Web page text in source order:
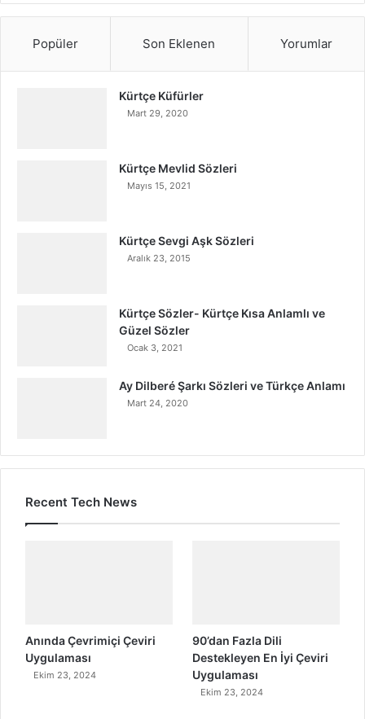
Popüler Son Eklenen Yorumlar
Kürtçe Küfürler
Mart 29, 2020
Kürtçe Mevlid Sözleri
Mayıs 15, 2021
Kürtçe Sevgi Aşk Sözleri
Aralık 23, 2015
Kürtçe Sözler- Kürtçe Kısa Anlamlı ve
Güzel Sözler
Ocak 3, 2021
Ay Dilberé Şarkı Sözleri ve Türkçe Anlamı
Mart 24, 2020
Recent Tech News
Anında Çevrimiçi Çeviri
Uygulaması
Ekim 23, 2024
90’dan Fazla Dili
Destekleyen En İyi Çeviri
Uygulaması
Ekim 23, 2024